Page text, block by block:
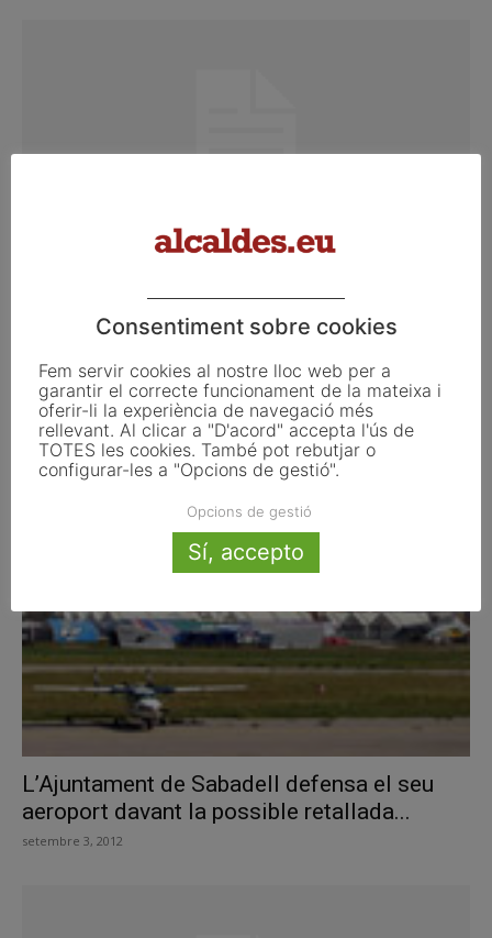
l’Ajuntament de Sabadell per irregularitats
L’Ajuntament de Sabadell defensa el seu
aeroport davant la possible retallada...
setembre 3, 2012
Consentiment sobre cookies
Fem servir cookies al nostre lloc web per a
garantir el correcte funcionament de la mateixa i
oferir-li la experiència de navegació més
rellevant. Al clicar a "D'acord" accepta l'ús de
TOTES les cookies. També pot rebutjar o
configurar-les a "Opcions de gestió".
Opcions de gestió
Sí, accepto